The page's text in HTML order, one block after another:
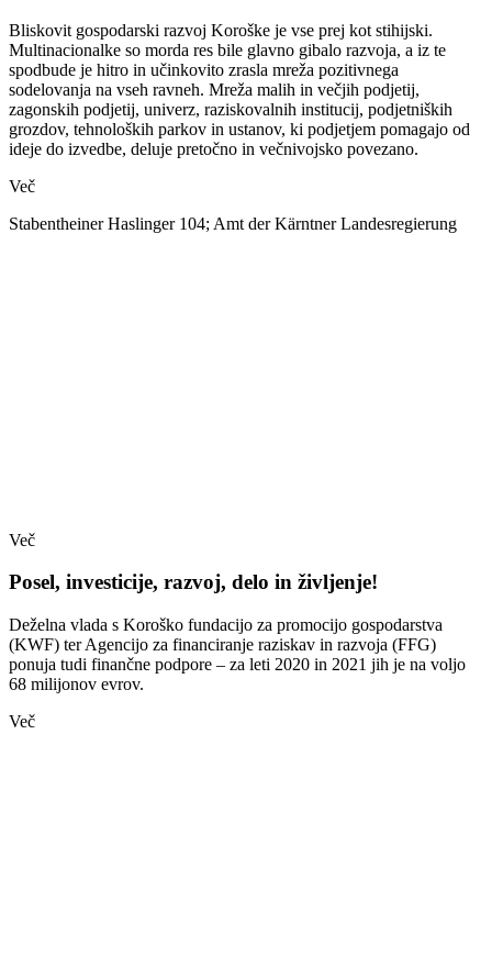
Bliskovit gospodarski razvoj Koroške je vse prej kot stihijski.
Multinacionalke so morda res bile glavno gibalo razvoja, a iz te
spodbude je hitro in učinkovito zrasla mreža pozitivnega
sodelovanja na vseh ravneh. Mreža malih in večjih podjetij,
zagonskih podjetij, univerz, raziskovalnih institucij, podjetniških
grozdov, tehnoloških parkov in ustanov, ki podjetjem pomagajo od
ideje do izvedbe, deluje pretočno in večnivojsko povezano.
Več
Stabentheiner Haslinger 104; Amt der Kärntner Landesregierung
Več
Posel, investicije, razvoj, delo in življenje!
Deželna vlada s Koroško fundacijo za promocijo gospodarstva
(KWF) ter Agencijo za financiranje raziskav in razvoja (FFG)
ponuja tudi finančne podpore – za leti 2020 in 2021 jih je na voljo
68 milijonov evrov.
Več